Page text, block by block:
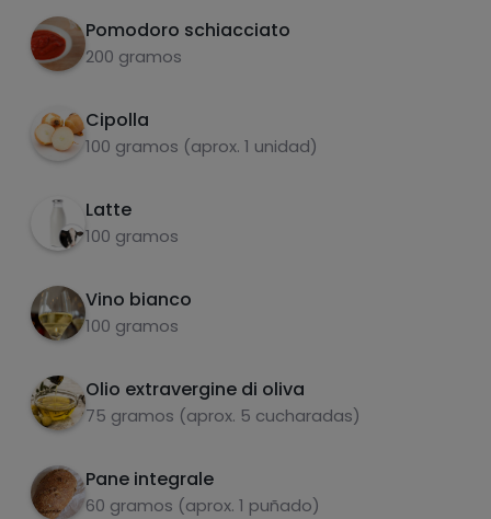
Pomodoro schiacciato
200 gramos
Cipolla
100 gramos (aprox. 1 unidad)
Latte
100 gramos
Vino bianco
100 gramos
Olio extravergine di oliva
75 gramos (aprox. 5 cucharadas)
Pane integrale
60 gramos (aprox. 1 puñado)
delle palline, passarle nel pangrattato e
friggerle in una padella con olio d'oliva.
carboidrati proteine
grassi
zuccheri grassi saturi